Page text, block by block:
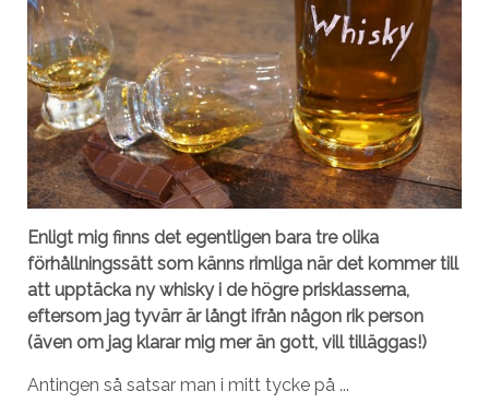
Enligt mig finns det egentligen bara tre olika
förhållningssätt som känns rimliga när det kommer till
att upptäcka ny whisky i de högre prisklasserna,
eftersom jag tyvärr är långt ifrån någon rik person
(även om jag klarar mig mer än gott, vill tilläggas!)
Antingen så satsar man i mitt tycke på ...